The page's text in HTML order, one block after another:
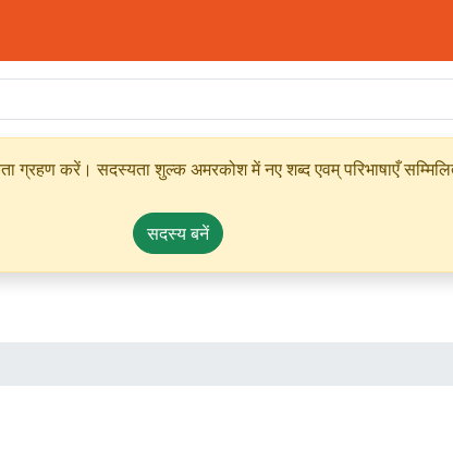
ग्रहण करें। सदस्यता शुल्क अमरकोश में नए शब्द एवम् परिभाषाएँ
सदस्य बनें